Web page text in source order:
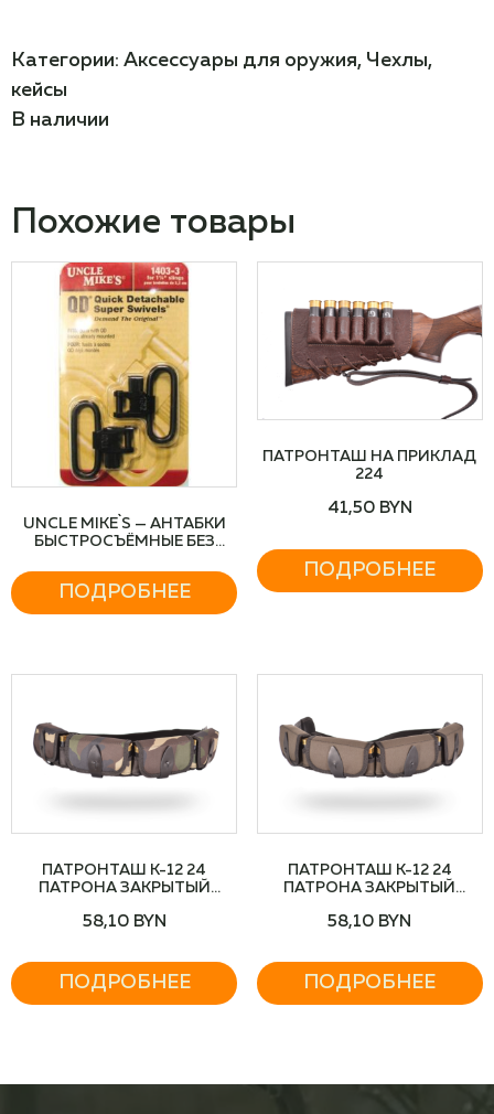
Категории: Аксессуары для оружия, Чехлы,
кейсы
В наличии
Похожие товары
UNCLE MIKE`S — АНТАБКИ
БЫСТРОСЪЁМНЫЕ БЕЗ
ПОДРОБНЕЕ
ПАТРОНТАШ НА ПРИКЛАД
224
41,50 BYN
ПОДРОБНЕЕ
ПАТРОНТАШ К-12 24
ПАТРОНА ЗАКРЫТЫЙ
58,10 BYN
ПОДРОБНЕЕ
ПАТРОНТАШ К-12 24
ПАТРОНА ЗАКРЫТЫЙ
58,10 BYN
ПОДРОБНЕЕ